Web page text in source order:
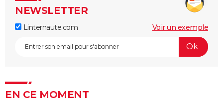
NEWSLETTER
Linternaute.com Voir un exemple
EN CE MOMENT